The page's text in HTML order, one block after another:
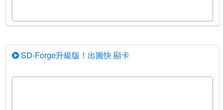
SD-Forge升級版！出圖快 顯卡